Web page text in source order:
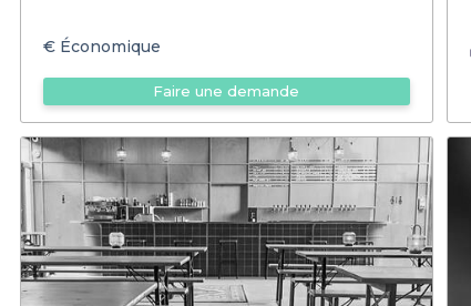
€ Économique
Faire une demande